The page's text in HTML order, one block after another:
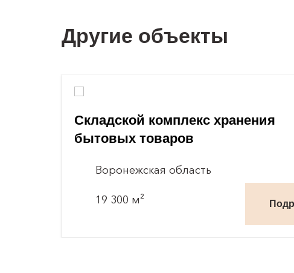
Другие объекты
Складской комплекс хранения
бытовых товаров
Воронежская область
19 300 м²